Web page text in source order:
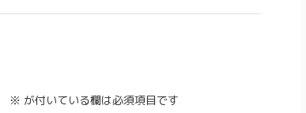
※ が付いている欄は必須項目です